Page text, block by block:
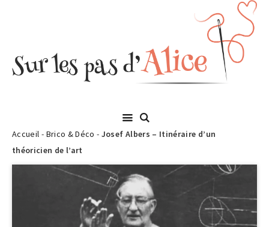
Accueil - Brico & Déco - Josef Albers – Itinéraire d’un
théoricien de l’art